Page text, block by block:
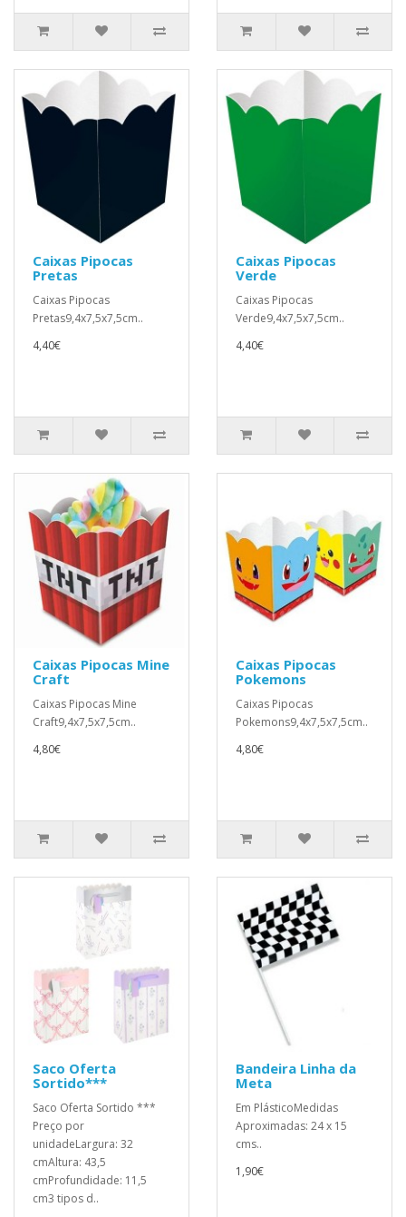
Caixas Pipocas
Pretas
Caixas Pipocas
Pretas9,4x7,5x7,5cm..
4,40€
Caixas Pipocas
Verde
Caixas Pipocas
Verde9,4x7,5x7,5cm..
4,40€
Caixas Pipocas Mine
Craft
Caixas Pipocas Mine
Craft9,4x7,5x7,5cm..
4,80€
Caixas Pipocas
Pokemons
Caixas Pipocas
Pokemons9,4x7,5x7,5cm..
4,80€
Saco Oferta
Sortido***
Saco Oferta Sortido ***
Preço por
unidadeLargura: 32
cmAltura: 43,5
cmProfundidade: 11,5
cm3 tipos d..
Bandeira Linha da
Meta
Em PlásticoMedidas
Aproximadas: 24 x 15
cms..
1,90€